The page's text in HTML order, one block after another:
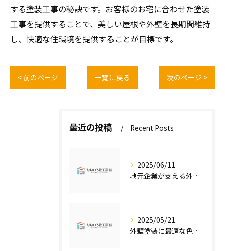
する塗装工事の秘訣です。お客様のお宅に合わせた塗装
工事を提供することで、美しい屋根や外壁を長期間維持
し、快適な住環境を提供することが目標です。
< 前のページ 一覧に戻る 次のページ >
最近の投稿 Recent Posts
2025/06/11
地元企業が支える外壁塗装の魅力
2025/05/21
外壁塗装に最適な色の選び方